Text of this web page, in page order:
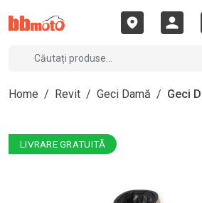
Home / Revit / Geci Damă / Geci
LIVRARE GRATUITĂ